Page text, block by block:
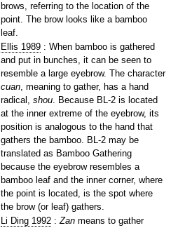
brows, referring to the location of the
point. The brow looks like a bamboo
leaf.
Ellis 1989 : When bamboo is gathered
and put in bunches, it can be seen to
resemble a large eyebrow. The character
cuan, meaning to gather, has a hand
radical,shou. Because BL-2 is located
at the inner extreme of the eyebrow, its
position is analogous to the hand that
gathers the bamboo. BL-2 may be
translated as Bamboo Gathering
because the eyebrow resembles a
bamboo leaf and the inner corner, where
the point is located, is the spot where
the brow (or leaf) gathers.
Li Ding 1992 :Zan means to gather